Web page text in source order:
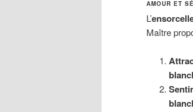
AMOUR ET
L’
Maître